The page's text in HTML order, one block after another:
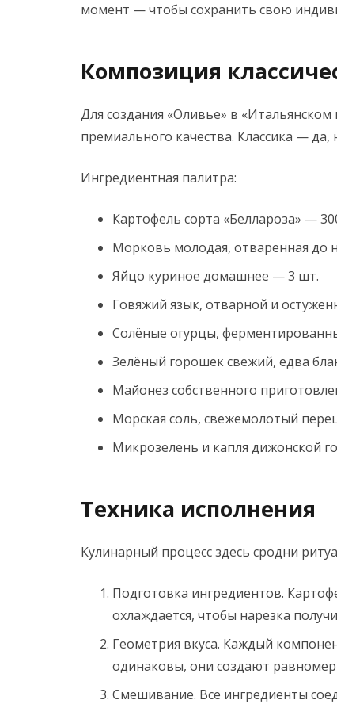
момент — чтобы сохранить свою
Композиция
Для создания «Оливье» в
премиального качества. Классика —
Ингредиентная палитра:
Картофель сорта «Беллароза» —
Морковь молодая, отваренная до
Яйцо куриное домашнее — 3 шт.
Говяжий язык, отварной и
Солёные огурцы,
Зелёный горошек свежий, едва
Майонез собственного
Морская соль, свежемолотый
Микрозелень и капля дижонской
Техника исполнения
Кулинарный процесс здесь сродни
Подготовка ингредиентов.
охлаждается, чтобы нарезка
Геометрия вкуса. Каждый
одинаковы, они создают
Смешивание. Все ингредиенты